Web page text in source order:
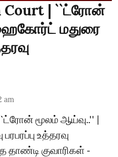
Court | ``ட்ரோன்
மதுரை
am
மூலம் ஆய்வு..'' |
உத்தரவு
குவாரிகள் -